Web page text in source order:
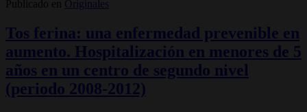
Publicado en
Originales
Tos ferina: una enfermedad prevenible en
aumento. Hospitalización en menores de 5
años en un centro de segundo nivel
(periodo 2008-2012)